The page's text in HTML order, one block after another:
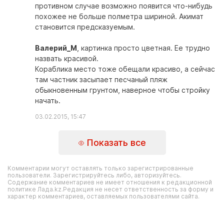
противном случае возможно появится что-нибудь
похожее не больше полметра шириной. Акимат
становится предсказуемым.
Валерий_М , картинка просто цветная. Ее трудно
назвать красивой.
Кораблика место тоже обещали красиво, а сейчас
там частник засыпает песчаный пляж
обыкновенным грунтом, наверное чтобы стройку
начать.
03.02.2015, 15:47
Показать все
Комментарии могут оставлять только зарегистрированные
пользователи. Зарегистрируйтесь либо, авторизуйтесь.
Содержание комментариев не имеет отношения к редакционной
политике Лада.kz.Редакция не несет ответственность за форму и
характер комментариев, оставляемых пользователями сайта.